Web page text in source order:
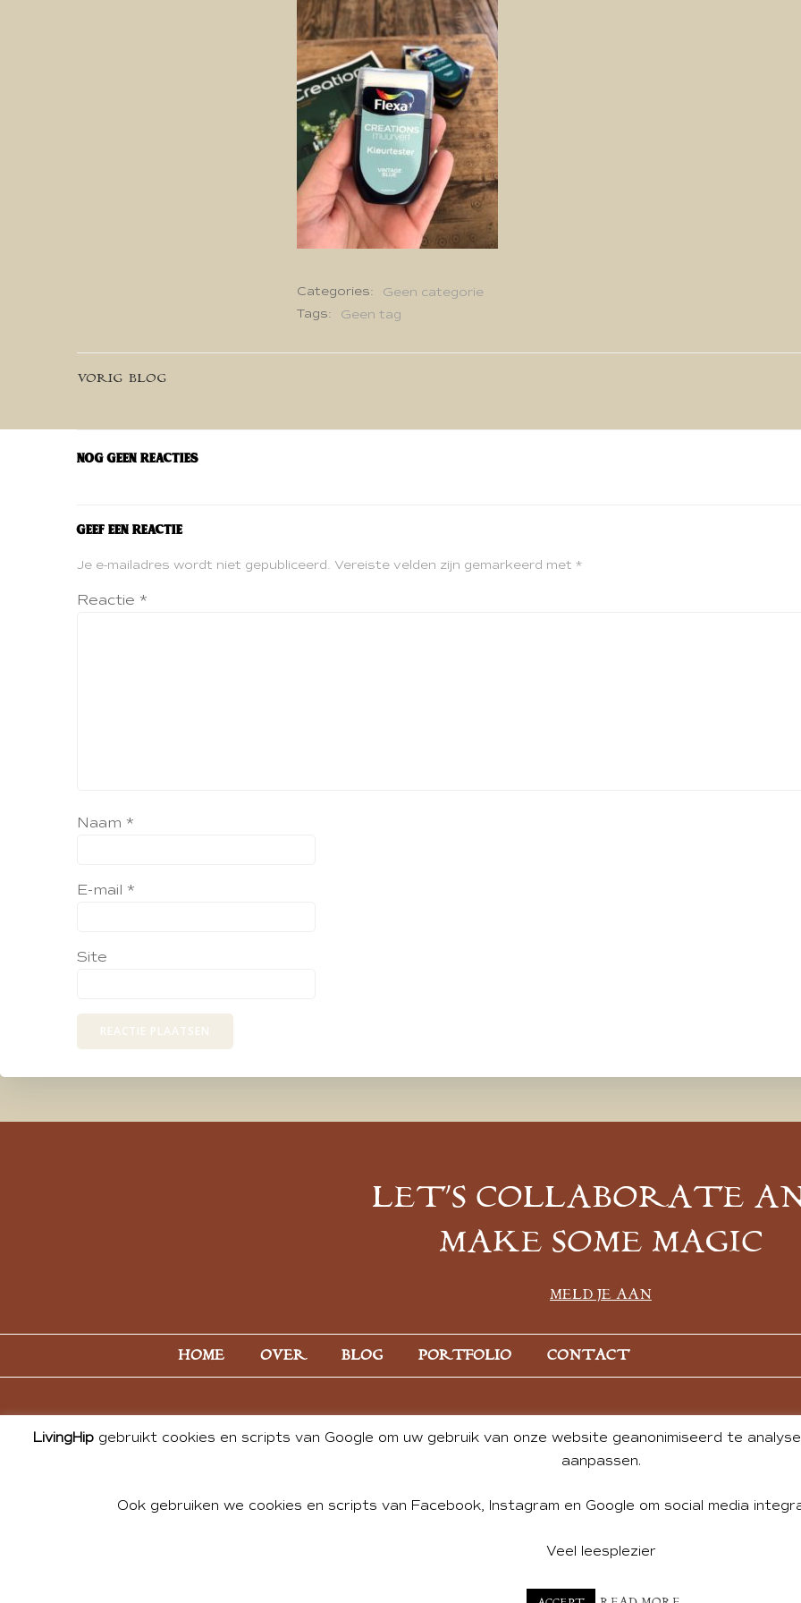
Categories:
Geen categorie
Tags:
Geen tag
Bericht
navigatie
VORIG BLOG
Nog geen reacties
Geef een reactie
Je e-mailadres wordt niet gepubliceerd. Vereiste velden zijn gemarkeerd met *
Reactie *
Naam *
E-mail *
Site
LET’S COLLABORATE
MAKE SOME MAGIC
MELD JE AAN
HOME OVER BLOG PORTFOLIO CONTACT
© 2026 ALL PHOTOS & CONTENT BY ANDREA DE GROOT. WEBSITE DESIGN BY
LivingHip gebruikt cookies en scripts van Google om uw gebruik van onze website geanonimiseerd te
aanpassen.
Ook gebruiken we cookies en scripts van Facebook, Instagram en Google om social media
Veel leesplezier